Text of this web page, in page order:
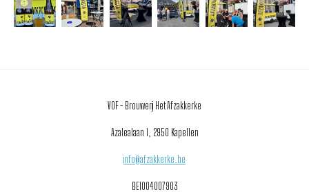
VOF - Brouwerij Het Afzakkerke
Azalealaan 1, 2950 Kapellen
info@afzakkerke.be
BE1004007903